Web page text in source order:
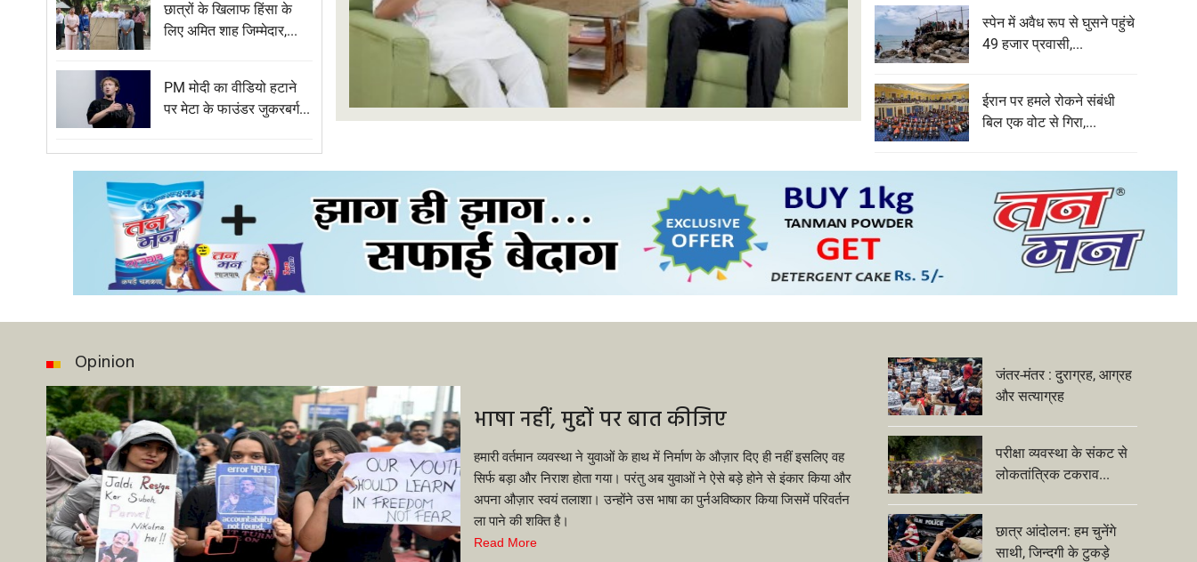
छात्रों के खिलाफ हिंसा के
लिए अमित शाह जिम्मेदार,...
PM मोदी का वीडियो हटाने
पर मेटा के फाउंडर जुकरबर्ग...
स्पेन में अवैध रूप से घुसने पहुंचे
49 हजार प्रवासी,...
ईरान पर हमले रोकने संबंधी
बिल एक वोट से गिरा,...
Opinion
भाषा नहीं, मुद्दों पर बात कीजिए
हमारी वर्तमान व्यवस्था ने युवाओं के हाथ में निर्माण के औज़ार दिए ही नहीं इसलिए वह
सिर्फ बड़ा और निराश होता गया। परंतु अब युवाओं ने ऐसे बड़े होने से इंकार किया और
अपना औज़ार स्वयं तलाशा। उन्होंने उस भाषा का पुर्नअविष्कार किया जिसमें परिवर्तन
ला पाने की शक्ति है।
Read More
जंतर-मंतर : दुराग्रह, आग्रह
और सत्याग्रह
परीक्षा व्यवस्था के संकट से
लोकतांत्रिक टकराव...
छात्र आंदोलन: हम चुनेंगे
साथी, जिन्दगी के टुकड़े